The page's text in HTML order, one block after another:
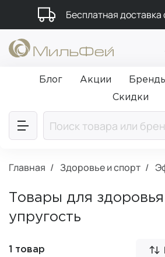
Бесплатная
Промокод
Подарки в каждый
Блог Акции
Скидки
Главная Здоровье и спорт
Товары для
упругость
1 товар